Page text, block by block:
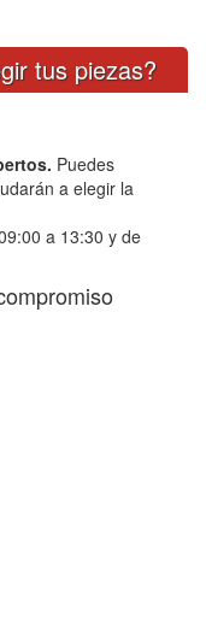
tus piezas?
Puedes
a elegir la
a 13:30 y de